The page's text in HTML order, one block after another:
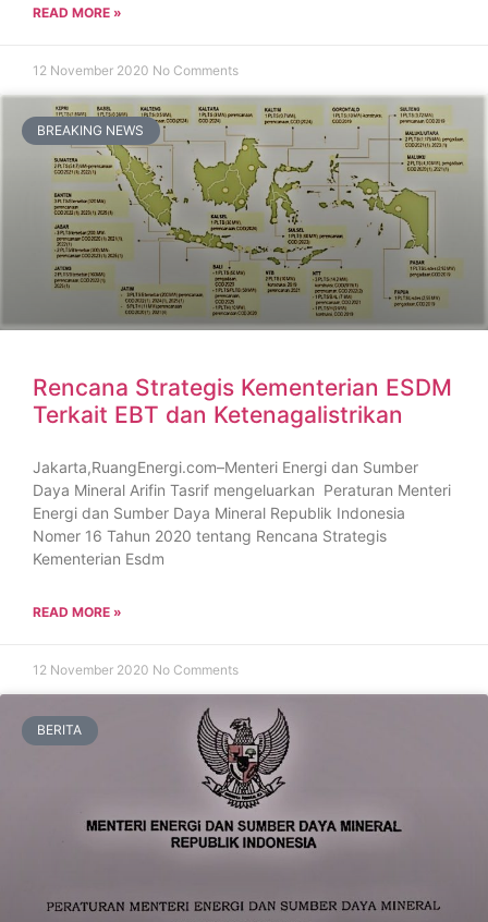
READ MORE »
12 November 2020 No Comments
BREAKING NEWS
Rencana Strategis Kementerian ESDM
Terkait EBT dan Ketenagalistrikan
Jakarta,RuangEnergi.com–Menteri Energi dan Sumber
Daya Mineral Arifin Tasrif mengeluarkan Peraturan Menteri
Energi dan Sumber Daya Mineral Republik Indonesia
Nomer 16 Tahun 2020 tentang Rencana Strategis
Kementerian Esdm
READ MORE »
12 November 2020 No Comments
BERITA